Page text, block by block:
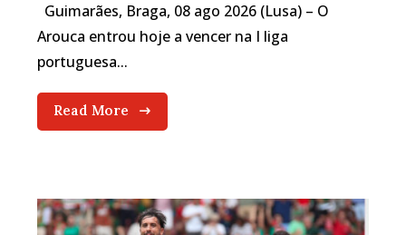
Guimarães, Braga, 08 ago 2026 (Lusa) – O
Arouca entrou hoje a vencer na I liga
portuguesa...
Read More